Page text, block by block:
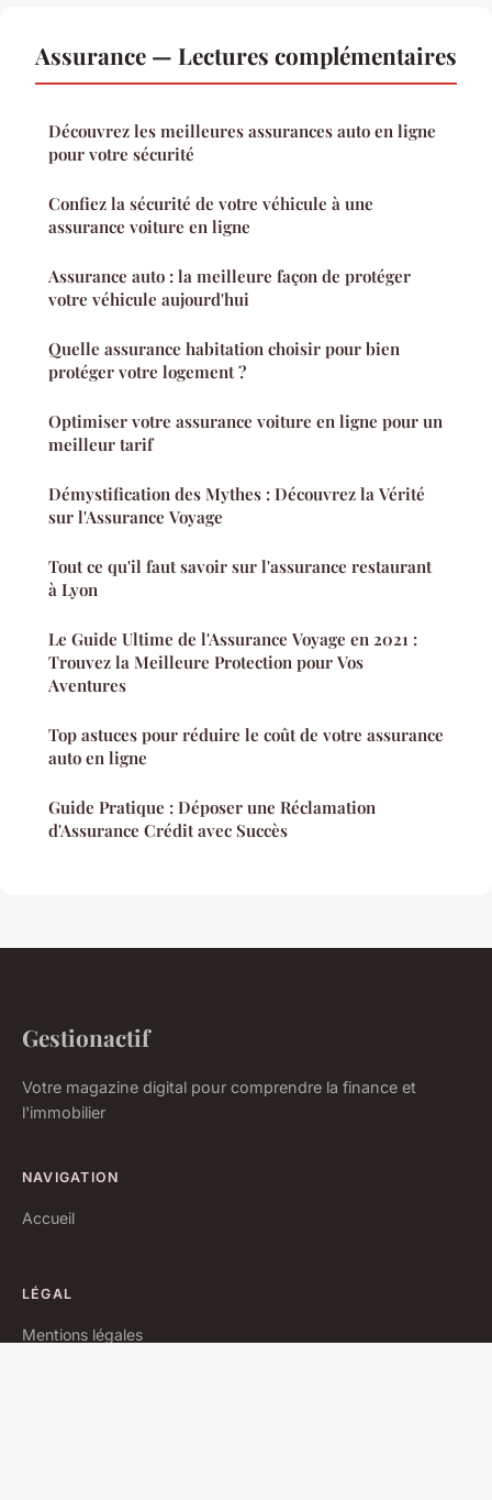
Assurance — Lectures complémentaires
Découvrez les meilleures assurances auto en ligne
pour votre sécurité
Confiez la sécurité de votre véhicule à une
assurance voiture en ligne
Assurance auto : la meilleure façon de protéger
votre véhicule aujourd'hui
Quelle assurance habitation choisir pour bien
protéger votre logement ?
Optimiser votre assurance voiture en ligne pour un
meilleur tarif
Démystification des Mythes : Découvrez la Vérité
sur l'Assurance Voyage
Tout ce qu'il faut savoir sur l'assurance restaurant
à Lyon
Le Guide Ultime de l'Assurance Voyage en 2021 :
Trouvez la Meilleure Protection pour Vos
Aventures
Top astuces pour réduire le coût de votre assurance
auto en ligne
Guide Pratique : Déposer une Réclamation
d'Assurance Crédit avec Succès
Gestionactif
Votre magazine digital pour comprendre la finance et
l'immobilier
NAVIGATION
Accueil
LÉGAL
Mentions légales